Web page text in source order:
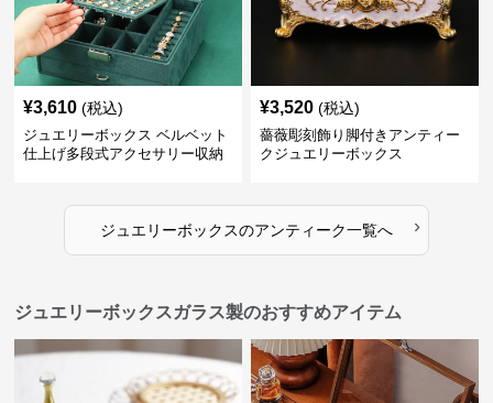
¥3,610 (税込)
ジュエリーボックス ベルベット
仕上げ多段式アクセサリー収納
¥3,520 (税込)
薔薇彫刻飾り脚付きアンティー
クジュエリーボックス
ジュエリーボックスのアンティーク一覧へ ›
ジュエリーボックスガラス製のおすすめアイテム